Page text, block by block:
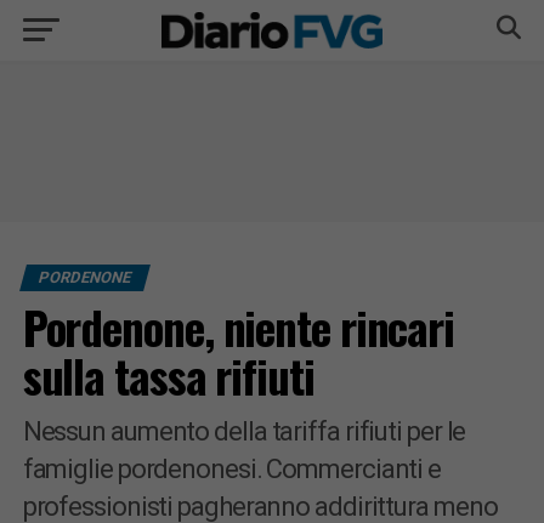
PORDENONE
Pordenone, niente rincari
sulla tassa rifiuti
Nessun aumento della tariffa rifiuti per le
famiglie pordenonesi. Commercianti e
professionisti pagheranno addirittura meno